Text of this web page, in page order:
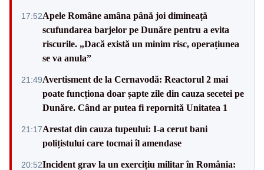
17:52Apele Române amâna până joi dimineață
scufundarea barjelor pe Dunăre pentru a evita
riscurile. „Dacă există un minim risc, operațiunea
se va anula”
21:49Avertisment de la Cernavodă: Reactorul 2 mai
poate funcționa doar șapte zile din cauza secetei pe
Dunăre. Când ar putea fi repornită Unitatea 1
21:17Arestat din cauza tupeului: I-a cerut bani
polițistului care tocmai îl amendase
20:52Incident grav la un exercițiu militar în România: